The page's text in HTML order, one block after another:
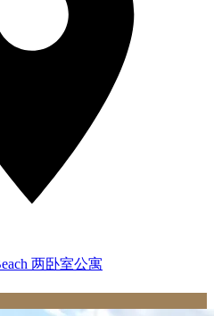
两卧室公寓